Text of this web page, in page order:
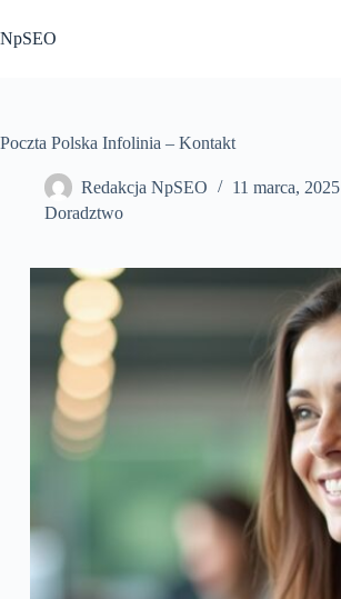
do
treści
NpSEO
Poczta Polska Infolinia – Kontakt
Redakcja NpSEO
11 marca, 2025
Doradztwo